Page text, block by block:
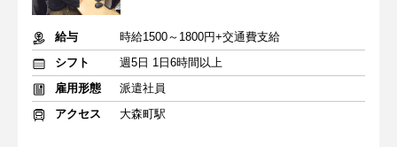
給与
時給1500～1800円+交通費支給
シフト
週5日 1日6時間以上
雇用形態
派遣社員
アクセス
大森町駅